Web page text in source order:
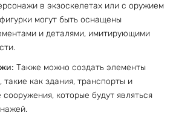
в экзоскелетах или с оружием
могут быть оснащены
и деталями, имитирующими
Также можно создать элементы
такие как здания, транспорты и
сооружения, которые будут являться